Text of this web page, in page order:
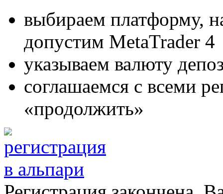
выбираем платформу,
допустим MetaTrader 4
указываем валюту
соглашаемся с всеми
«продолжить»